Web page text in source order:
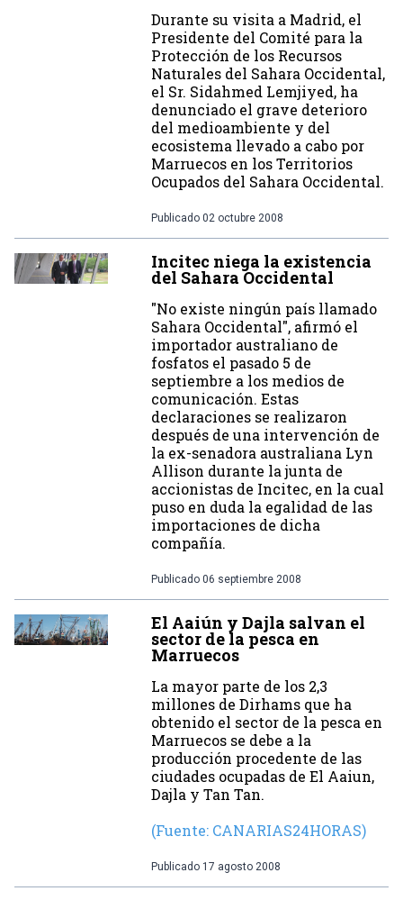
Durante su visita a Madrid, el
Presidente del Comité para la
Protección de los Recursos
Naturales del Sahara Occidental,
el Sr. Sidahmed Lemjiyed, ha
denunciado el grave deterioro
del medioambiente y del
ecosistema llevado a cabo por
Marruecos en los Territorios
Ocupados del Sahara Occidental.
Publicado 02 octubre 2008
Incitec niega la existencia
del Sahara Occidental
"No existe ningún país llamado
Sahara Occidental", afirmó el
importador australiano de
fosfatos el pasado 5 de
septiembre a los medios de
comunicación. Estas
declaraciones se realizaron
después de una intervención de
la ex-senadora australiana Lyn
Allison durante la junta de
accionistas de Incitec, en la cual
puso en duda la egalidad de las
importaciones de dicha
compañía.
Publicado 06 septiembre 2008
El Aaiún y Dajla salvan el
sector de la pesca en
Marruecos
La mayor parte de los 2,3
millones de Dirhams que ha
obtenido el sector de la pesca en
Marruecos se debe a la
producción procedente de las
ciudades ocupadas de El Aaiun,
Dajla y Tan Tan.
(Fuente: CANARIAS24HORAS)
Publicado 17 agosto 2008